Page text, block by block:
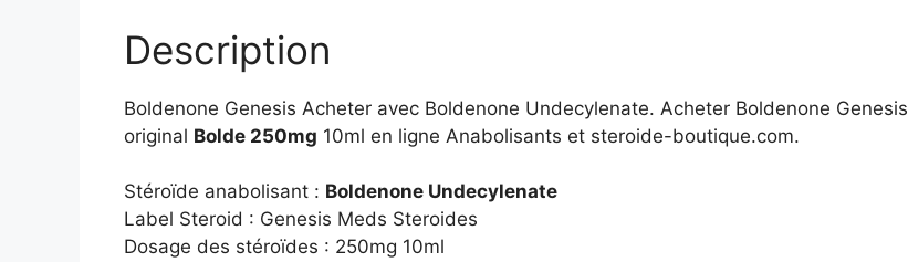
Description
Boldenone Genesis Acheter avec Boldenone Undecylenate. Acheter Boldenone Genesis
original Bolde 250mg 10ml en ligne Anabolisants et steroide-boutique.com.
Stéroïde anabolisant : Boldenone Undecylenate
Label Steroid : Genesis Meds Steroides
Dosage des stéroïdes : 250mg 10ml